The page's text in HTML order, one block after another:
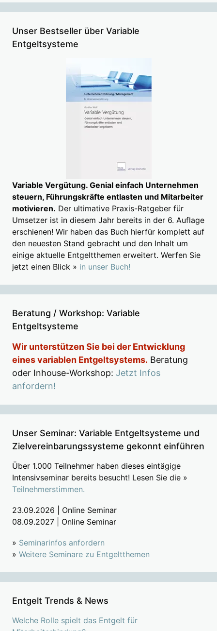
Unser Bestseller über Variable
Entgeltsysteme
Variable Vergütung. Genial einfach Unternehmen
steuern, Führungskräfte entlasten und Mitarbeiter
motivieren. Der ultimative Praxis-Ratgeber für
Umsetzer ist in diesem Jahr bereits in der 6. Auflage
erschienen! Wir haben das Buch hierfür komplett auf
den neuesten Stand gebracht und den Inhalt um
einige aktuelle Entgeltthemen erweitert. Werfen Sie
jetzt einen Blick » in unser Buch!
Beratung / Workshop: Variable
Entgeltsysteme
Wir unterstützen Sie bei der Entwicklung
eines variablen Entgeltsystems. Beratung
oder Inhouse-Workshop: Jetzt Infos
anfordern!
Unser Seminar: Variable Entgeltsysteme und
Zielvereinbarungssysteme gekonnt einführen
Über 1.000 Teilnehmer haben dieses eintägige
Intensivseminar bereits besucht! Lesen Sie die »
Teilnehmerstimmen.
23.09.2026 | Online Seminar
08.09.2027 | Online Seminar
» Seminarinfos anfordern
» Weitere Seminare zu Entgeltthemen
Entgelt Trends & News
Welche Rolle spielt das Entgelt für